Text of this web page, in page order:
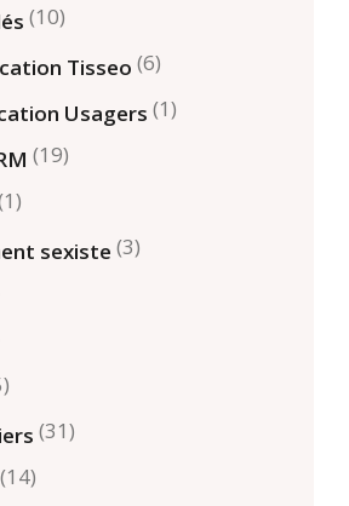
(10)
Tisseo (6)
Usagers (1)
(19)
sexiste (3)
(31)
(14)